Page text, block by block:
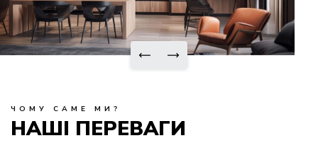
ЧОМУ САМЕ МИ?
НАШІ ПЕРЕВАГИ